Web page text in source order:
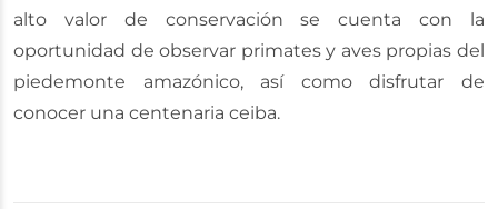
alto valor de conservación se cuenta con la
oportunidad de observar primates y aves propias del
piedemonte amazónico, así como disfrutar de
conocer una centenaria ceiba.